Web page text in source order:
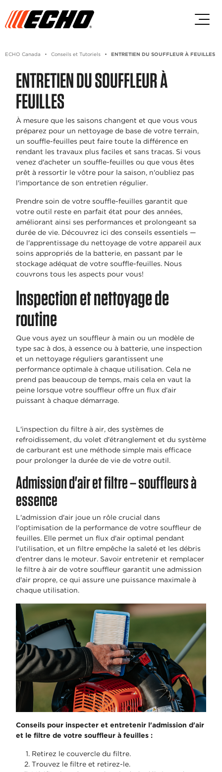
ECHO Canada Conseils et Tutoriels ENTRETIEN DU SOUFFLEUR À FEUILLES
ENTRETIEN DU SOUFFLEUR À
FEUILLES
À mesure que les saisons changent et que vous vous
préparez pour un nettoyage de base de votre terrain,
un souffle-feuilles peut faire toute la différence en
rendant les travaux plus faciles et sans tracas. Si vous
venez d'acheter un souffle-feuilles ou que vous êtes
prêt à ressortir le vôtre pour la saison, n'oubliez pas
l'importance de son entretien régulier.
Prendre soin de votre souffle-feuilles garantit que
votre outil reste en parfait état pour des années,
améliorant ainsi ses performances et prolongeant sa
durée de vie. Découvrez ici des conseils essentiels —
de l'apprentissage du nettoyage de votre appareil aux
soins appropriés de la batterie, en passant par le
stockage adéquat de votre souffle-feuilles. Nous
couvrons tous les aspects pour vous!
Inspection et nettoyage de
routine
Que vous ayez un souffleur à main ou un modèle de
type sac à dos, à essence ou à batterie, une inspection
et un nettoyage réguliers garantissent une
performance optimale à chaque utilisation. Cela ne
prend pas beaucoup de temps, mais cela en vaut la
peine lorsque votre souffleur offre un flux d'air
puissant à chaque démarrage.
L'inspection du filtre à air, des systèmes de
refroidissement, du volet d'étranglement et du système
de carburant est une méthode simple mais efficace
pour prolonger la durée de vie de votre outil.
Admission d'air et filtre – souffleurs à
essence
L'admission d'air joue un rôle crucial dans
l'optimisation de la performance de votre souffleur de
feuilles. Elle permet un flux d'air optimal pendant
l'utilisation, et un filtre empêche la saleté et les débris
d'entrer dans le moteur. Savoir entretenir et remplacer
le filtre à air de votre souffleur garantit une admission
d'air propre, ce qui assure une puissance maximale à
chaque utilisation.
Conseils pour inspecter et entretenir l'admission d'air
et le filtre de votre souffleur à feuilles :
Retirez le couvercle du filtre.
Trouvez le filtre et retirez-le.